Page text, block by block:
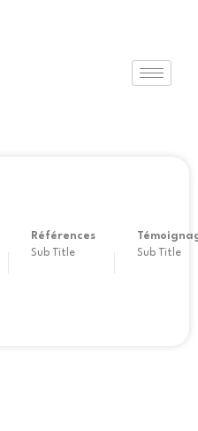
Références
Sub Title Sub Title